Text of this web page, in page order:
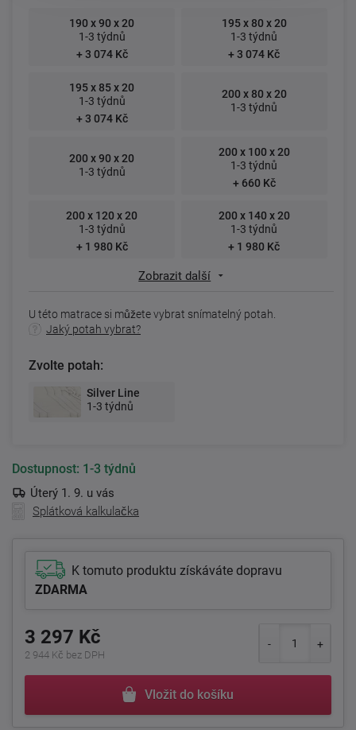
190 x 90 x 20
1-3 týdnů
+ 3 074 Kč
195 x 80 x 20
1-3 týdnů
+ 3 074 Kč
195 x 85 x 20
1-3 týdnů
+ 3 074 Kč
200 x 80 x 20
1-3 týdnů
200 x 90 x 20
1-3 týdnů
200 x 100 x 20
1-3 týdnů
+ 660 Kč
200 x 120 x 20
1-3 týdnů
+ 1 980 Kč
200 x 140 x 20
1-3 týdnů
+ 1 980 Kč
Zobrazit další
U této matrace si můžete vybrat snímatelný potah.
Jaký potah vybrat?
Zvolte potah:
Silver Line
1-3 týdnů
Dostupnost: 1-3 týdnů
Úterý 1. 9. u vás
Splátková kalkulačka
K tomuto produktu získáváte dopravu
ZDARMA
3 297 Kč
2 944 Kč bez DPH
Vložit do košíku